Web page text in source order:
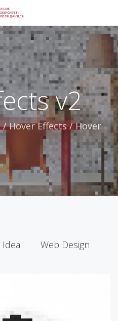
v2
/Hover Effects /Hover
Idea Web Design